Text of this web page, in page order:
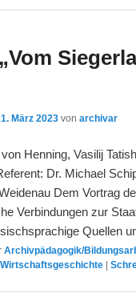
März 2023 vonarchivar
Henning, Vasilij
Dr. Michael
Dem Vortrag
Verbindungen zur
Quellen
Archivpädagogik/
Wirtschaftsgeschichte |